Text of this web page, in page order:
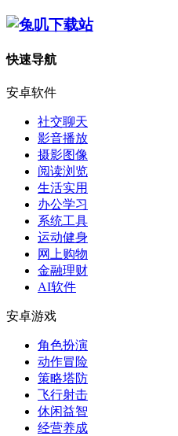
快速导航
安卓软件
社交聊天
影音播放
摄影图像
阅读浏览
生活实用
办公学习
系统工具
运动健身
网上购物
金融理财
AI软件
安卓游戏
角色扮演
动作冒险
策略塔防
飞行射击
休闲益智
经营养成